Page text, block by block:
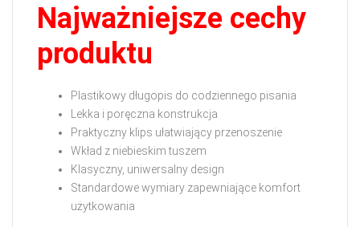
Najważniejsze cechy
produktu
Plastikowy długopis do codziennego pisania
Lekka i poręczna konstrukcja
Praktyczny klips ułatwiający przenoszenie
Wkład z niebieskim tuszem
Klasyczny, uniwersalny design
Standardowe wymiary zapewniające komfort
użytkowania